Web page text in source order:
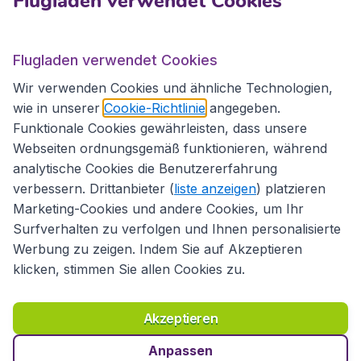
Flugladen.at
Internationale Webseiten
Richtlinien und Bedingungen
Haftungsausschluss
Datenschutzerklärung
Cookies Copyright © 2026
Flugladen verwendet Cookies
Wir verwenden Cookies und ähnliche Technologien,
wie in unserer Cookie-Richtlinie angegeben.
Funktionale Cookies gewährleisten, dass unsere
Webseiten ordnungsgemäß funktionieren, während
analytische Cookies die Benutzererfahrung
verbessern. Drittanbieter (liste anzeigen) platzieren
Marketing-Cookies und andere Cookies, um Ihr
Surfverhalten zu verfolgen und Ihnen personalisierte
Werbung zu zeigen. Indem Sie auf Akzeptieren
klicken, stimmen Sie allen Cookies zu.
Akzeptieren
Anpassen